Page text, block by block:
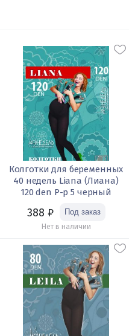
Колготки для беременных
40 недель Liana (Лиана)
120 den Р-р 5 черный
388 ₽
Нет в наличии